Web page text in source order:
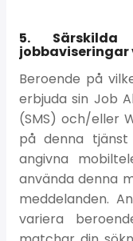
5.
jobbaviseringar
Beroende på
erbjuda sin Job
(SMS) och/eller
på denna
angivna
använda denna
meddelanden.
variera